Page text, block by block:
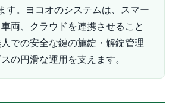
す。ヨコオのシステムは、スマー
両、クラウドを連携させること
での安全な鍵の施錠・解錠管理
の円滑な運用を支えます。